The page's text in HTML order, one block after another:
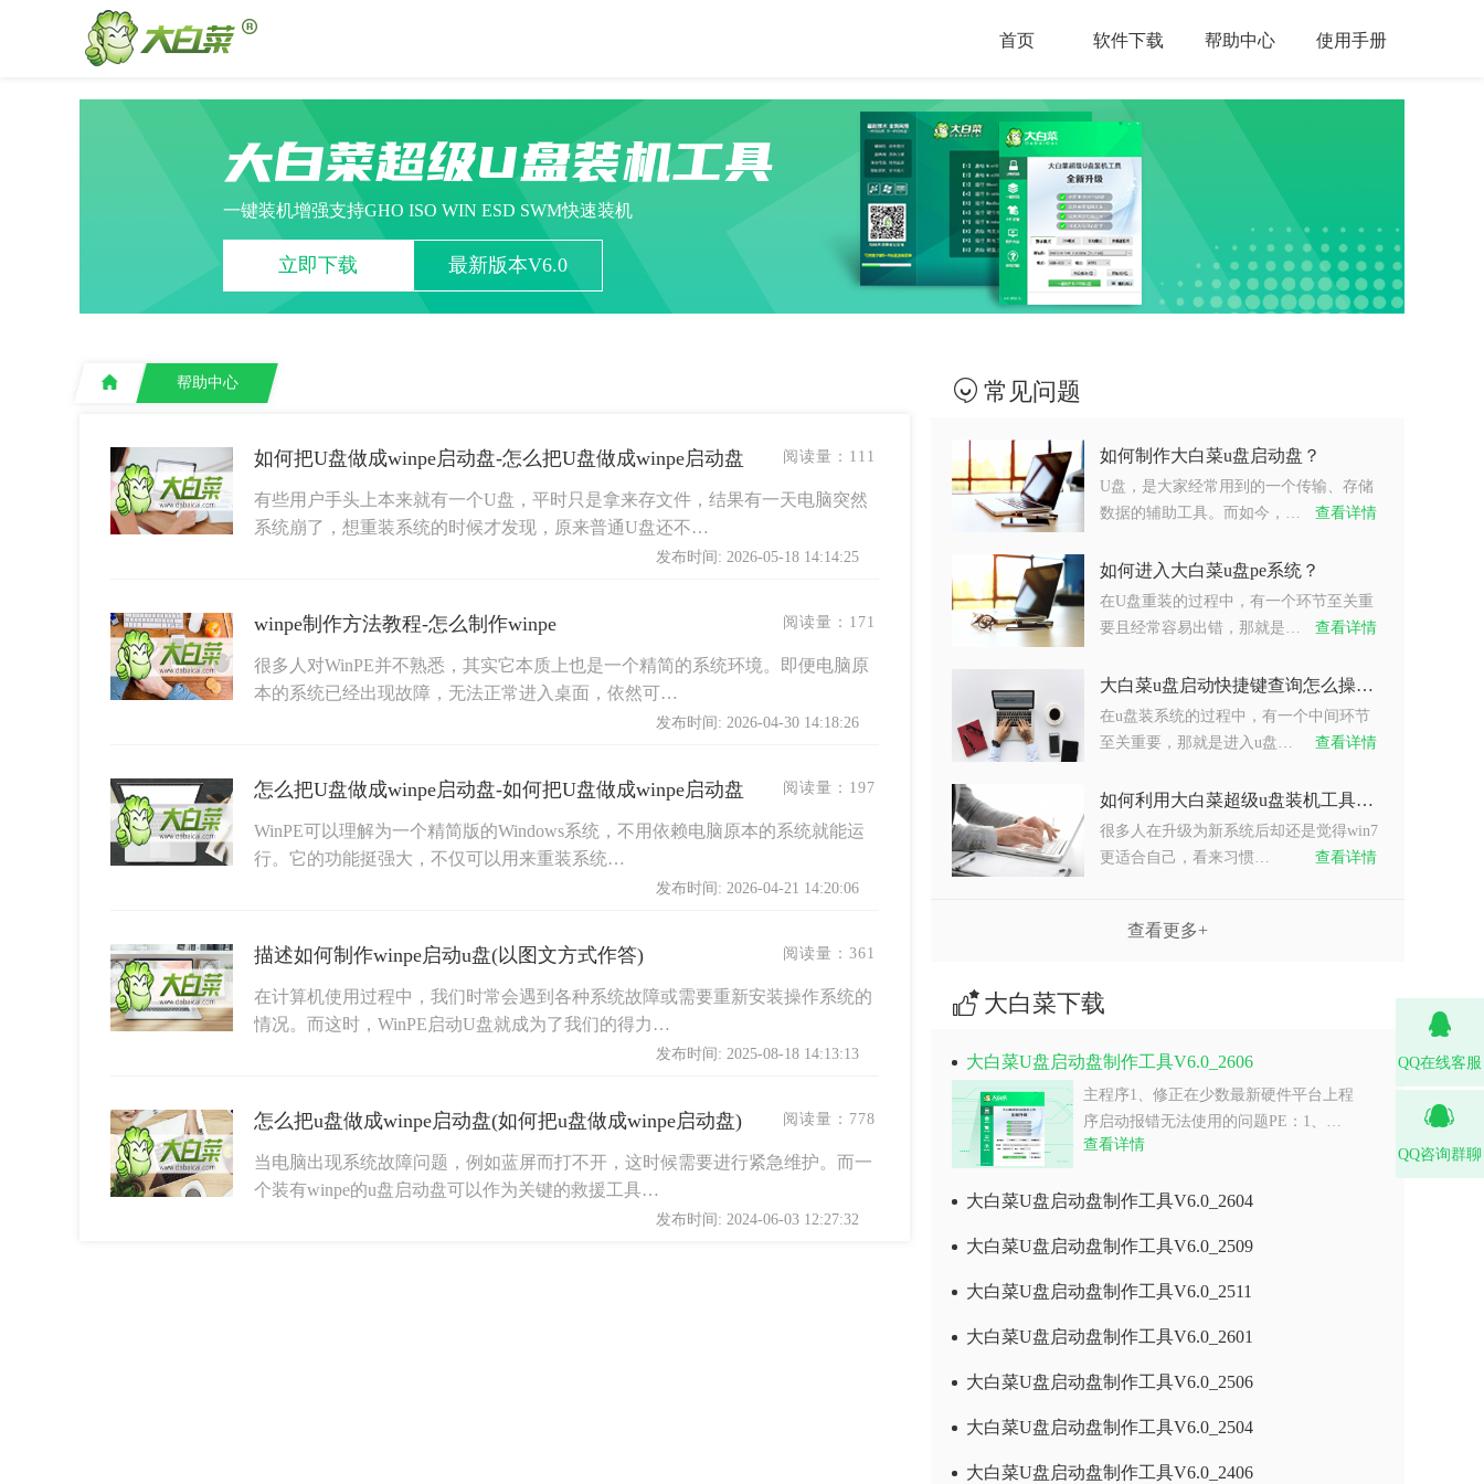
首页 软件下载 帮助中心 使用手册
大白菜超级U盘装机工具
一键装机增强支持GHO ISO WIN ESD SWM快速装机
立即下载 最新版本V6.0
帮助中心
如何把U盘做成winpe启动盘-怎么把U盘做成winpe启动盘 阅读量： 111
有些用户手头上本来就有一个U盘，平时只是拿来存文件，结果有一天电脑突然
系统崩了，想重装系统的时候才发现，原来普通U盘还不…
发布时间: 2026-05-18 14:14:25
winpe制作方法教程-怎么制作winpe 阅读量： 171
很多人对WinPE并不熟悉，其实它本质上也是一个精简的系统环境。即便电脑原
本的系统已经出现故障，无法正常进入桌面，依然可…
发布时间: 2026-04-30 14:18:26
怎么把U盘做成winpe启动盘-如何把U盘做成winpe启动盘 阅读量： 197
WinPE可以理解为一个精简版的Windows系统，不用依赖电脑原本的系统就能运
行。它的功能挺强大，不仅可以用来重装系统…
发布时间: 2026-04-21 14:20:06
描述如何制作winpe启动u盘(以图文方式作答) 阅读量： 361
在计算机使用过程中，我们时常会遇到各种系统故障或需要重新安装操作系统的
情况。而这时，WinPE启动U盘就成为了我们的得力…
发布时间: 2025-08-18 14:13:13
怎么把u盘做成winpe启动盘(如何把u盘做成winpe启动盘) 阅读量： 778
当电脑出现系统故障问题，例如蓝屏而打不开，这时候需要进行紧急维护。而一
个装有winpe的u盘启动盘可以作为关键的救援工具…
发布时间: 2024-06-03 12:27:32
常见问题
如何制作大白菜u盘启动盘？
U盘，是大家经常用到的一个传输、存储
数据的辅助工具。而如今，…
查看详情
如何进入大白菜u盘pe系统？
在U盘重装的过程中，有一个环节至关重
要且经常容易出错，那就是…
查看详情
大白菜u盘启动快捷键查询怎么操作？
在u盘装系统的过程中，有一个中间环节
至关重要，那就是进入u盘…
查看详情
如何利用大白菜超级u盘装机工具重装系统win7？
很多人在升级为新系统后却还是觉得win7
更适合自己，看来习惯…
查看详情
查看更多+
大白菜下载
大白菜U盘启动盘制作工具V6.0_2606
主程序1、修正在少数最新硬件平台上程
序启动报错无法使用的问题PE：1、…
查看详情
大白菜U盘启动盘制作工具V6.0_2604
大白菜U盘启动盘制作工具V6.0_2509
大白菜U盘启动盘制作工具V6.0_2511
大白菜U盘启动盘制作工具V6.0_2601
大白菜U盘启动盘制作工具V6.0_2506
大白菜U盘启动盘制作工具V6.0_2504
大白菜U盘启动盘制作工具V6.0_2406
QQ在线客服
QQ咨询群聊